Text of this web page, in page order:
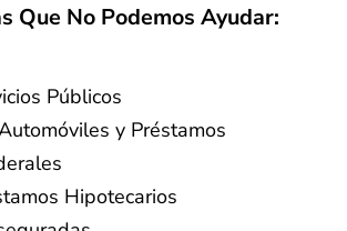
Que No Podemos Ayudar:
Públicos
y Préstamos
Hipotecarios